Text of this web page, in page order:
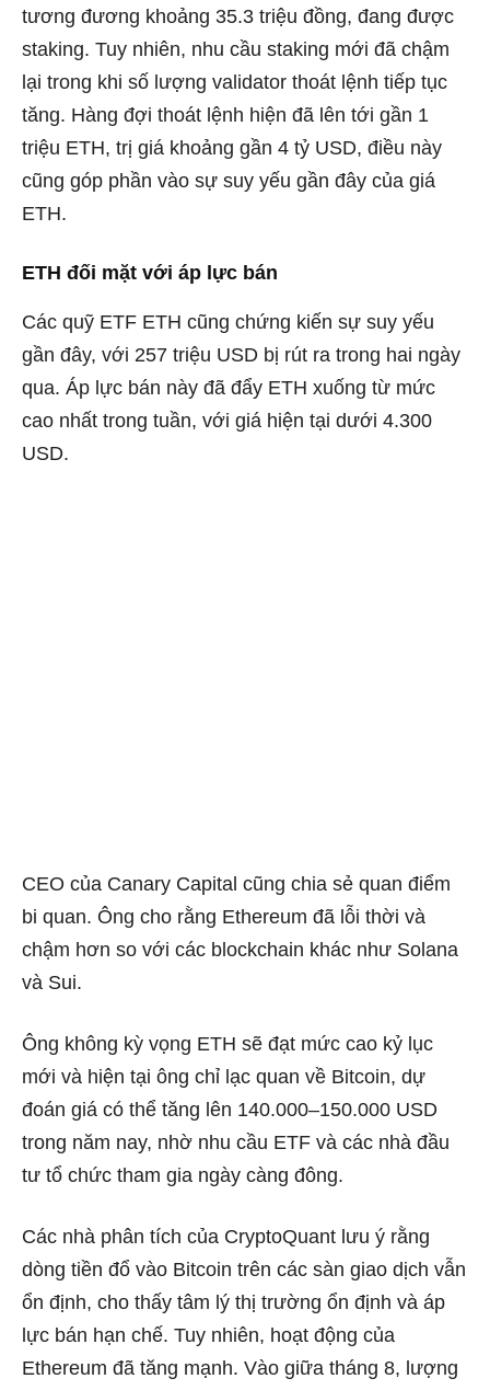
tương đương khoảng 35.3 triệu đồng, đang được
staking. Tuy nhiên, nhu cầu staking mới đã chậm
lại trong khi số lượng validator thoát lệnh tiếp tục
tăng. Hàng đợi thoát lệnh hiện đã lên tới gần 1
triệu ETH, trị giá khoảng gần 4 tỷ USD, điều này
cũng góp phần vào sự suy yếu gần đây của giá
ETH.
ETH đối mặt với áp lực bán
Các quỹ ETF ETH cũng chứng kiến sự suy yếu
gần đây, với 257 triệu USD bị rút ra trong hai ngày
qua. Áp lực bán này đã đẩy ETH xuống từ mức
cao nhất trong tuần, với giá hiện tại dưới 4.300
USD.
CEO của Canary Capital cũng chia sẻ quan điểm
bi quan. Ông cho rằng Ethereum đã lỗi thời và
chậm hơn so với các blockchain khác như Solana
và Sui.
Ông không kỳ vọng ETH sẽ đạt mức cao kỷ lục
mới và hiện tại ông chỉ lạc quan về Bitcoin, dự
đoán giá có thể tăng lên 140.000–150.000 USD
trong năm nay, nhờ nhu cầu ETF và các nhà đầu
tư tổ chức tham gia ngày càng đông.
Các nhà phân tích của CryptoQuant lưu ý rằng
dòng tiền đổ vào Bitcoin trên các sàn giao dịch vẫn
ổn định, cho thấy tâm lý thị trường ổn định và áp
lực bán hạn chế. Tuy nhiên, hoạt động của
Ethereum đã tăng mạnh. Vào giữa tháng 8, lượng